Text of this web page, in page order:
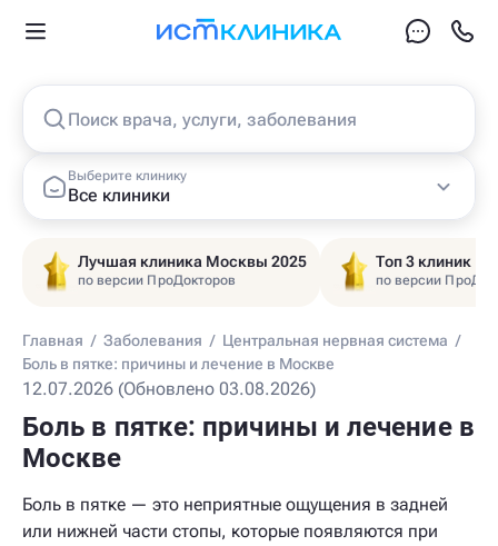
Поиск врача, услуги, заболевания
Выберите клинику
Все клиники
Лучшая клиника Москвы 2025
по версии ПроДокторов
Топ 3 клиник
по версии
Главная / Заболевания / Центральная нервная система /
Боль в пятке: причины и лечение в Москве
12.07.2026 (Обновлено 03.08.2026)
Боль в пятке: причины и лечение в
Москве
Боль в пятке — это неприятные ощущения в задней
или нижней части стопы, которые появляются при